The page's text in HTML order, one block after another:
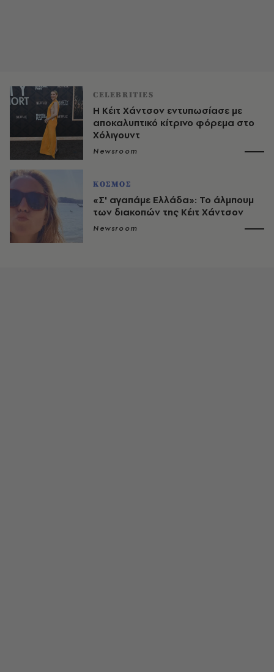
CELEBRITIES
Η Κέιτ Χάντσον εντυπωσίασε με
αποκαλυπτικό κίτρινο φόρεμα στο
Χόλιγουντ
Newsroom
ΚΟΣΜΟΣ
«Σ' αγαπάμε Ελλάδα»: Το άλμπουμ
των διακοπών της Κέιτ Χάντσον
Newsroom